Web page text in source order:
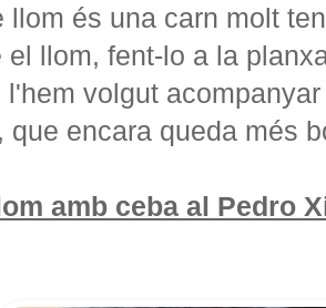
llom és una carn molt
el llom, fent-lo a la
l'hem volgut
que encara queda més
amb ceba al Pedro